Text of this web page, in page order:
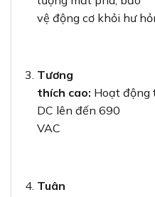
vệ động cơ khỏi hư
Tương
thích cao: Hoạt động
DC lên đến 690
VAC
Tuân